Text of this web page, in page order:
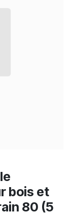
bois et
80 (5